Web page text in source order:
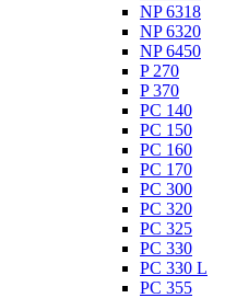
NP 6318
NP 6320
NP 6450
P 270
P 370
PC 140
PC 150
PC 160
PC 170
PC 300
PC 320
PC 325
PC 330
PC 330 L
PC 355